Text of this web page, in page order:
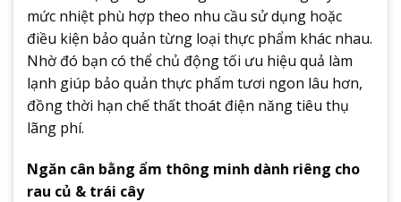
mức nhiệt phù hợp theo nhu cầu sử dụng hoặc
điều kiện bảo quản từng loại thực phẩm khác nhau.
Nhờ đó bạn có thể chủ động tối ưu hiệu quả làm
lạnh giúp bảo quản thực phẩm tươi ngon lâu hơn,
đồng thời hạn chế thất thoát điện năng tiêu thụ
lãng phí.
Ngăn cân bằng ẩm thông minh dành riêng cho
rau củ & trái cây